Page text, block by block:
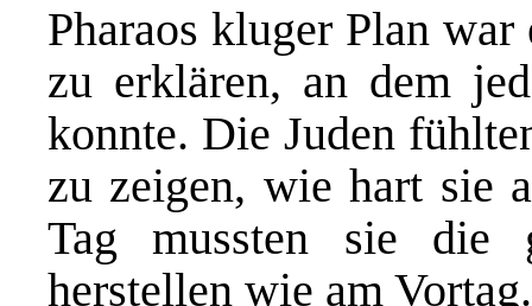
Pharaos kluger Plan
zu erklären, an dem
konnte. Die Juden
zu zeigen, wie hart sie
Tag mussten sie die
herstellen wie am Vortag.